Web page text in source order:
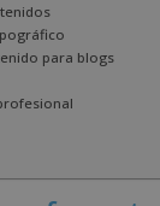
para blogs